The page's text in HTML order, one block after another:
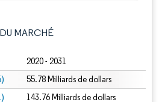
MARCHÉ
2020 - 2031
55.78 Milliards de dollars
143.76 Milliards de dollars